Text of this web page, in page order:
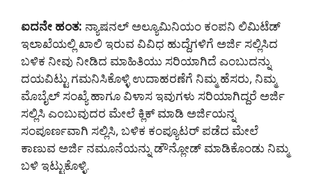
ಐದನೇ ಹಂತ: ನ್ಯಾಷನಲ್ ಅಲ್ಯೂಮಿನಿಯಂ ಕಂಪನಿ ಲಿಮಿಟೆಡ್
ಇಲಾಖೆಯಲ್ಲಿ ಖಾಲಿ ಇರುವ ವಿವಿಧ ಹುದ್ದೆಗಳಿಗೆ ಅರ್ಜಿ ಸಲ್ಲಿಸಿದ
ಬಳಿಕ ನೀವು ನೀಡಿದ ಮಾಹಿತಿಯು ಸರಿಯಾಗಿದೆ ಎಂಬುದನ್ನು
ದಯವಿಟ್ಟು ಗಮನಿಸಿಕೊಳ್ಳಿ ಉದಾಹರಣೆಗೆ ನಿಮ್ಮ ಹೆಸರು, ನಿಮ್ಮ
ಮೊಬೈಲ್ ಸಂಖ್ಯೆ ಹಾಗೂ ವಿಳಾಸ ಇವುಗಳು ಸರಿಯಾಗಿದ್ದರೆ ಅರ್ಜಿ
ಸಲ್ಲಿಸಿ ಎಂಬುವುದರ ಮೇಲೆ ಕ್ಲಿಕ್ ಮಾಡಿ ಅರ್ಜಿಯನ್ನ
ಸಂಪೂರ್ಣವಾಗಿ ಸಲ್ಲಿಸಿ, ಬಳಿಕ ಕಂಪ್ಯೂಟರ್ ಪಡೆದ ಮೇಲೆ
ಕಾಣುವ ಅರ್ಜಿ ನಮೂನೆಯನ್ನು ಡೌನ್ಲೋಡ್ ಮಾಡಿಕೊಂಡು ನಿಮ್ಮ
ಬಳಿ ಇಟ್ಟುಕೊಳ್ಳಿ.